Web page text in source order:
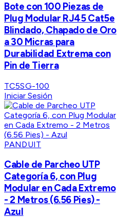
Bote con 100 Piezas de
Plug Modular RJ45 Cat5e
Blindado, Chapado de Oro
a 30 Micras para
Durabilidad Extrema con
Pin de Tierra
TC5SG-100
Iniciar Sesión
PANDUIT
Cable de Parcheo UTP
Categoría 6, con Plug
Modular en Cada Extremo
- 2 Metros (6.56 Pies) -
Azul